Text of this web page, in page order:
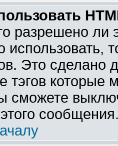
разрешено
использовать,
Это сделано
тэгов
сможете